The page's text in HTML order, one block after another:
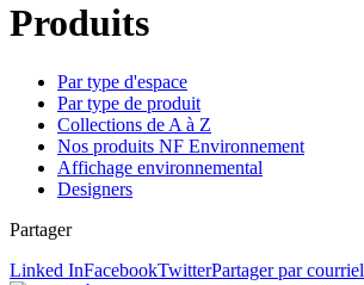
Produits
Par type d'espace
Par type de produit
Collections de A à Z
Nos produits NF Environnement
Affichage environnemental
Designers
Partager
Linked InFacebookTwitterPartager par courriel